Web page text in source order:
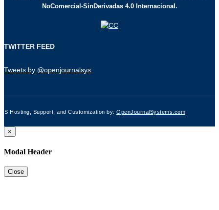
NoComercial-SinDerivadas 4.0 Internacional.
TWITTER FEED
Tweets by @openjournalsys
Hosting, Support, and Customization by: OpenJournalSystems.com
×
Modal Header
Close